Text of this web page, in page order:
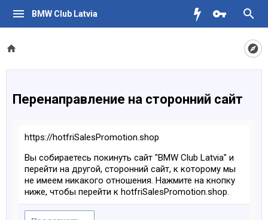
BMW Club Latvia
Перенаправление на сторонний сайт
https://hotfriSalesPromotion.shop
Вы собираетесь покинуть сайт "BMW Club Latvia" и
перейти на другой, сторонний сайт, к которому мы
не имеем никакого отношения. Нажмите на кнопку
ниже, чтобы перейти к hotfriSalesPromotion.shop.